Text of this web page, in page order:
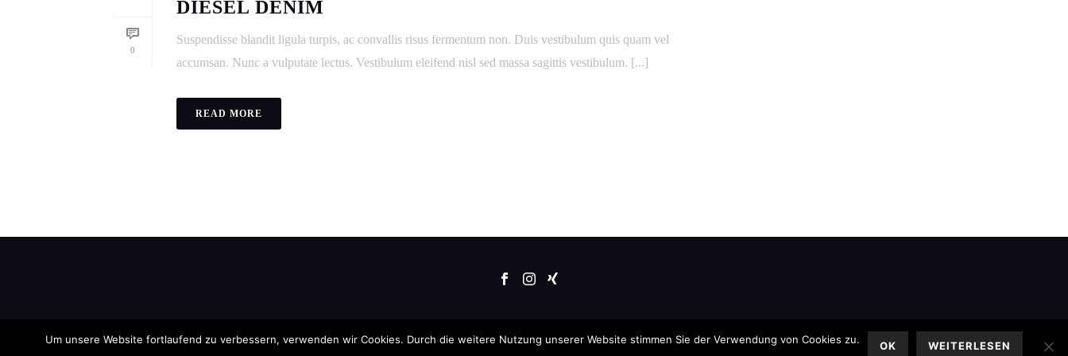
0
DIESEL DENIM
Suspendisse blandit ligula turpis, ac convallis risus fermentum non. Duis vestibulum quis quam vel
accumsan. Nunc a vulputate lectus. Vestibulum eleifend nisl sed massa sagittis vestibulum. [...]
READ MORE
Um unsere Website fortlaufend zu verbessern, verwenden wir Cookies. Durch die weitere Nutzung unserer Website stimmen Sie der Verwendung von Cookies zu. OK WEITERLESEN